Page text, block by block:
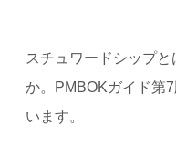
スチュワードシップ
か。PMBOKガイド第
います。